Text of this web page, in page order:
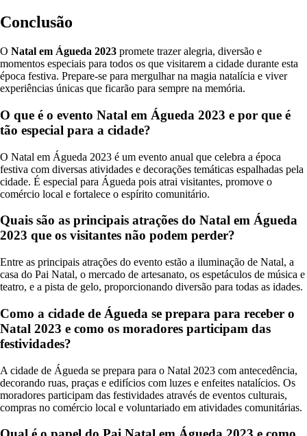
Conclusão
O Natal em Águeda 2023 promete trazer alegria, diversão e
momentos especiais para todos os que visitarem a cidade durante esta
época festiva. Prepare-se para mergulhar na magia natalícia e viver
experiências únicas que ficarão para sempre na memória.
O que é o evento Natal em Águeda 2023 e por que é
tão especial para a cidade?
O Natal em Águeda 2023 é um evento anual que celebra a época
festiva com diversas atividades e decorações temáticas espalhadas pela
cidade. É especial para Águeda pois atrai visitantes, promove o
comércio local e fortalece o espírito comunitário.
Quais são as principais atrações do Natal em Águeda
2023 que os visitantes não podem perder?
Entre as principais atrações do evento estão a iluminação de Natal, a
casa do Pai Natal, o mercado de artesanato, os espetáculos de música e
teatro, e a pista de gelo, proporcionando diversão para todas as idades.
Como a cidade de Águeda se prepara para receber o
Natal 2023 e como os moradores participam das
festividades?
A cidade de Águeda se prepara para o Natal 2023 com antecedência,
decorando ruas, praças e edifícios com luzes e enfeites natalícios. Os
moradores participam das festividades através de eventos culturais,
compras no comércio local e voluntariado em atividades comunitárias.